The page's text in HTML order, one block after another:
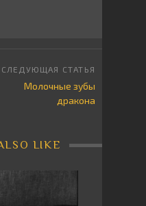
Молочные зубы
дракона
LIKE